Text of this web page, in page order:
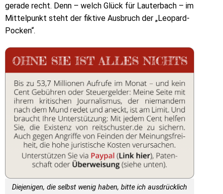
gerade recht. Denn – welch Glück für Lauterbach – im
Mittelpunkt steht der fiktive Ausbruch der „Leopard-
Pocken“.
Diejenigen, die selbst wenig haben, bitte ich ausdrücklich